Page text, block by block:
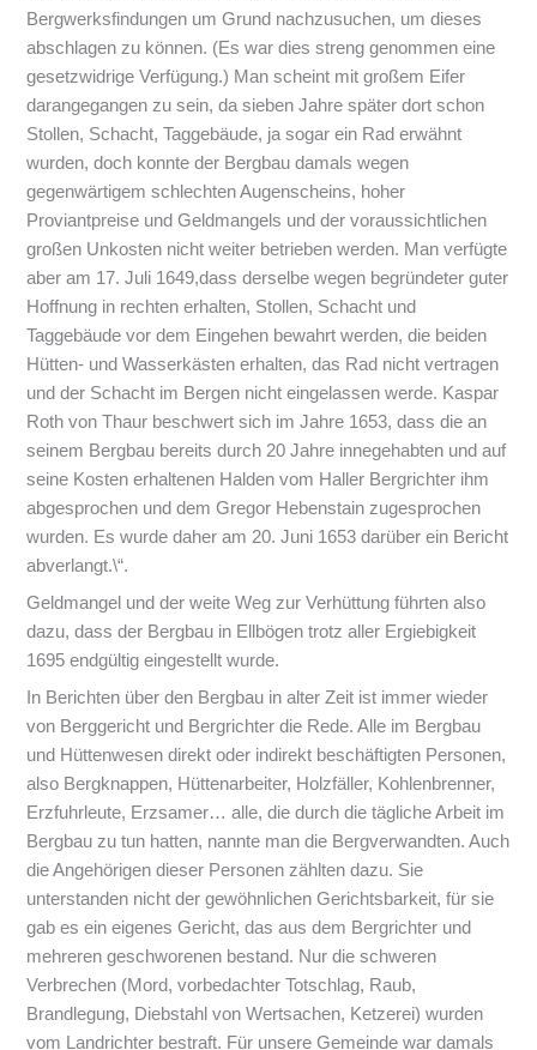
Bergwerksfindungen um Grund nachzusuchen, um dieses
abschlagen zu können. (Es war dies streng genommen eine
gesetzwidrige Verfügung.) Man scheint mit großem Eifer
darangegangen zu sein, da sieben Jahre später dort schon
Stollen, Schacht, Taggebäude, ja sogar ein Rad erwähnt
wurden, doch konnte der Bergbau damals wegen
gegenwärtigem schlechten Augenscheins, hoher
Proviantpreise und Geldmangels und der voraussichtlichen
großen Unkosten nicht weiter betrieben werden. Man verfügte
aber am 17. Juli 1649,dass derselbe wegen begründeter guter
Hoffnung in rechten erhalten, Stollen, Schacht und
Taggebäude vor dem Eingehen bewahrt werden, die beiden
Hütten- und Wasserkästen erhalten, das Rad nicht vertragen
und der Schacht im Bergen nicht eingelassen werde. Kaspar
Roth von Thaur beschwert sich im Jahre 1653, dass die an
seinem Bergbau bereits durch 20 Jahre innegehabten und auf
seine Kosten erhaltenen Halden vom Haller Bergrichter ihm
abgesprochen und dem Gregor Hebenstain zugesprochen
wurden. Es wurde daher am 20. Juni 1653 darüber ein Bericht
abverlangt.\“.
Geldmangel und der weite Weg zur Verhüttung führten also
dazu, dass der Bergbau in Ellbögen trotz aller Ergiebigkeit
1695 endgültig eingestellt wurde.
In Berichten über den Bergbau in alter Zeit ist immer wieder
von Berggericht und Bergrichter die Rede. Alle im Bergbau
und Hüttenwesen direkt oder indirekt beschäftigten Personen,
also Bergknappen, Hüttenarbeiter, Holzfäller, Kohlenbrenner,
Erzfuhrleute, Erzsamer… alle, die durch die tägliche Arbeit im
Bergbau zu tun hatten, nannte man die Bergverwandten. Auch
die Angehörigen dieser Personen zählten dazu. Sie
unterstanden nicht der gewöhnlichen Gerichtsbarkeit, für sie
gab es ein eigenes Gericht, das aus dem Bergrichter und
mehreren geschworenen bestand. Nur die schweren
Verbrechen (Mord, vorbedachter Totschlag, Raub,
Brandlegung, Diebstahl von Wertsachen, Ketzerei) wurden
vom Landrichter bestraft. Für unsere Gemeinde war damals